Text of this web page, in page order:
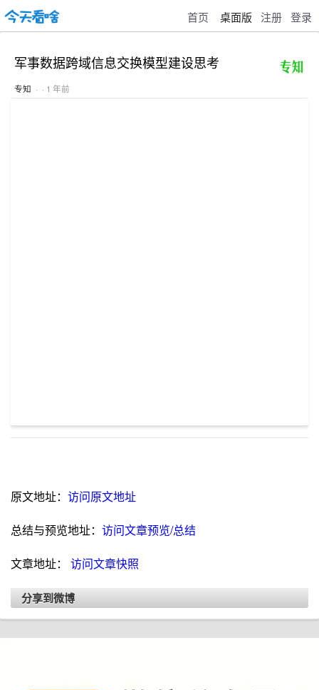
首页 桌面版 注册 登录
军事数据跨域信息交换模型建设思考
专知 · · 1 年前
原文地址： 访问原文地址
总结与预览地址： 访问文章预览/总结
文章地址： 访问文章快照
分享到微博